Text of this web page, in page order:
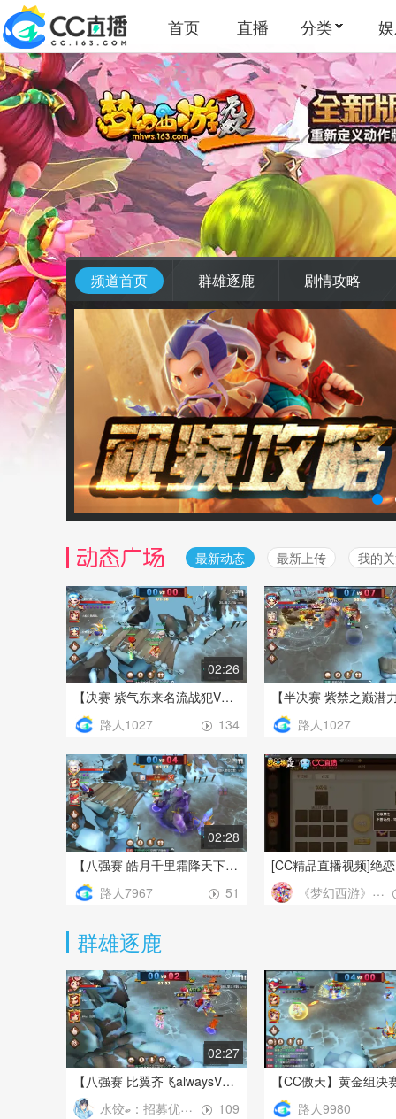
首页 直播 分类
频道首页 群雄逐鹿 剧情攻略
最新动态 最新上传 我的
02:26
【决赛 紫气东来名流战犯VS志在千里萌新小队】2018年六月第一周青铜组
134
路人1027 路人1027
02:28
【八强赛 皓月千里霜降天下VS紫气东来一口毒奶】2018年11月第一周黄金组
51
路人7967 《梦幻西游》电脑版
群雄逐鹿
02:27
【八强赛 比翼齐飞alwaysVS再续前缘一如既往】2018年1月第三周铂金组
109
水饺ބ：招募优质主播 路人9980